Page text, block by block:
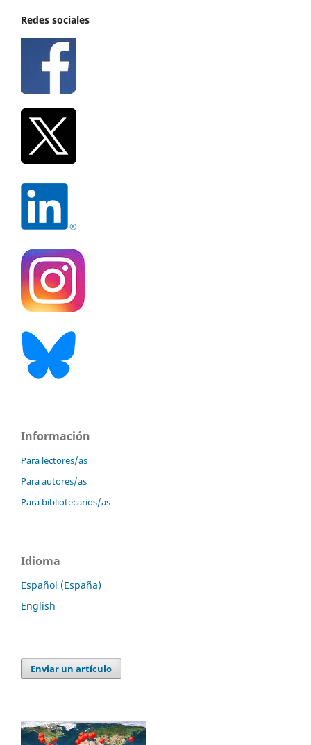
Redes sociales
Información
Para lectores/as
Para autores/as
Para bibliotecarios/as
Idioma
Español (España)
English
Enviar un artículo